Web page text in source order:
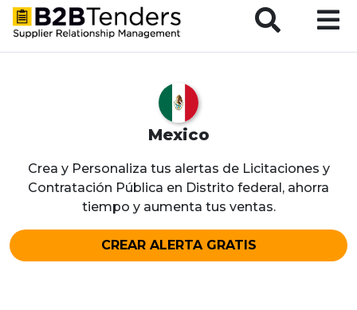
Mexico
Crea y Personaliza tus alertas de Licitaciones y
Contratación Pública en Distrito federal, ahorra
tiempo y aumenta tus ventas.
CREAR ALERTA GRATIS